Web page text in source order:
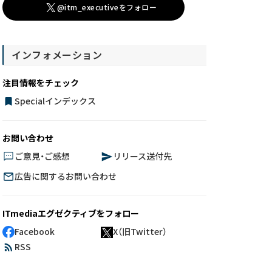
@itm_executiveをフォロー
インフォメーション
注目情報をチェック
Specialインデックス
お問い合わせ
ご意見・ご感想
リリース送付先
広告に関するお問い合わせ
ITmediaエグゼクティブをフォロー
Facebook
X（旧Twitter）
RSS